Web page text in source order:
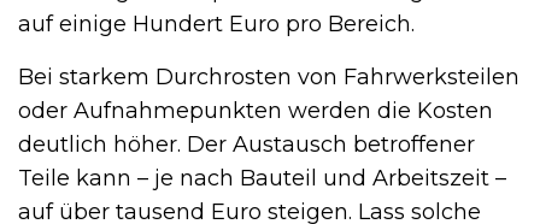
auf einige Hundert Euro pro Bereich.
Bei starkem Durchrosten von Fahrwerksteilen
oder Aufnahmepunkten werden die Kosten
deutlich höher. Der Austausch betroffener
Teile kann – je nach Bauteil und Arbeitszeit –
auf über tausend Euro steigen. Lass solche